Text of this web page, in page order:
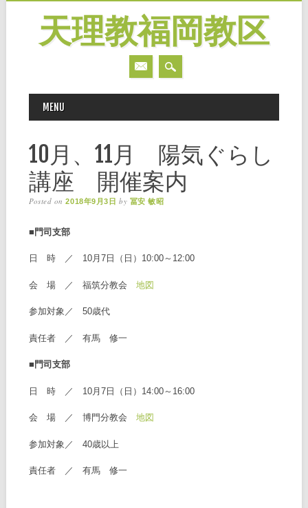
天理教福岡教区
MAIN MENU
MENU
10月、11月 陽気ぐらし
講座 開催案内
Posted on2018年9月3日 by 冨安 敏昭
■門司支部
日 時 ／ 10月7日（日）10:00～12:00
会 場 ／ 福筑分教会 地図
参加対象／ 50歳代
責任者 ／ 有馬 修一
■門司支部
日 時 ／ 10月7日（日）14:00～16:00
会 場 ／ 博門分教会 地図
参加対象／ 40歳以上
責任者 ／ 有馬 修一